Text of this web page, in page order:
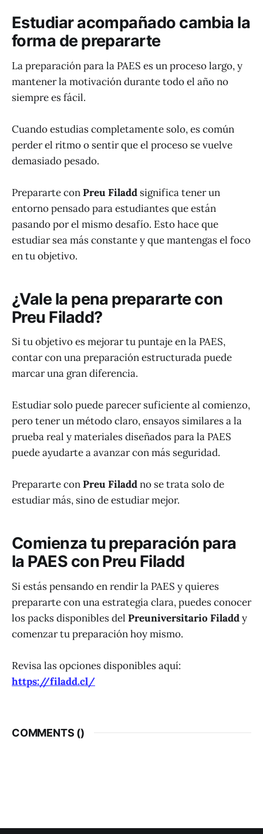
Estudiar acompañado cambia la
forma de prepararte
La preparación para la PAES es un proceso largo, y
mantener la motivación durante todo el año no
siempre es fácil.
Cuando estudias completamente solo, es común
perder el ritmo o sentir que el proceso se vuelve
demasiado pesado.
Prepararte conPreu Filadd significa tener un
entorno pensado para estudiantes que están
pasando por el mismo desafío. Esto hace que
estudiar sea más constante y que mantengas el foco
en tu objetivo.
¿Vale la pena prepararte con
Preu Filadd?
Si tu objetivo es mejorar tu puntaje en la PAES,
contar con una preparación estructurada puede
marcar una gran diferencia.
Estudiar solo puede parecer suficiente al comienzo,
pero tener un método claro, ensayos similares a la
prueba real y materiales diseñados para la PAES
puede ayudarte a avanzar con más seguridad.
Prepararte conPreu Filaddno se trata solo de
estudiar más, sino de estudiar mejor.
Comienza tu preparación para
la PAES con Preu Filadd
Si estás pensando en rendir la PAES y quieres
prepararte con una estrategia clara, puedes conocer
los packs disponibles del Preuniversitario Filaddy
comenzar tu preparación hoy mismo.
Revisa las opciones disponibles aquí:
https://filadd.cl/
COMMENTS ()